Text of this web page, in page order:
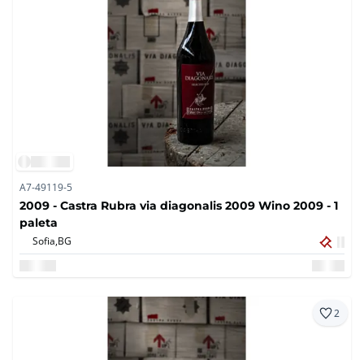
A7-49119-5
2009 - Castra Rubra via diagonalis 2009 Wino 2009 - 1
paleta
Sofia,BG
2